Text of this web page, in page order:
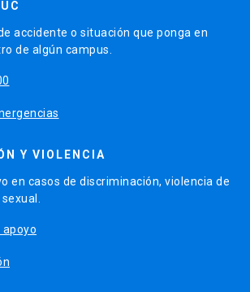
accidente o situación que ponga en
de algún campus.
Y VIOLENCIA
en casos de discriminación, violencia de